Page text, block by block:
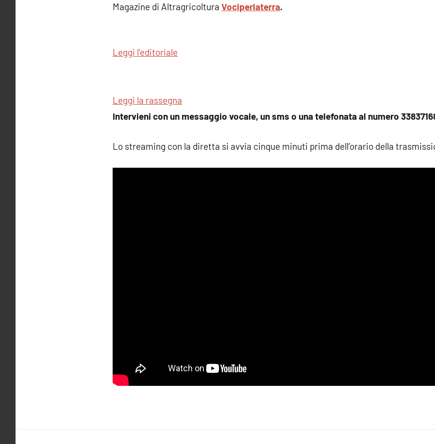
Magazine di Altragricoltura Vociperlaterra.
Leggi l’editoriale
Leggi la rassegna
Intervieni con un messaggio vocale, un sms o una telefonata al numero
Lo streaming con la diretta si avvia cinque minuti prima dell’orario della